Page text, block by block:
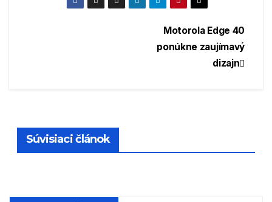
Motorola Edge 40
ponúkne zaujímavý
dizajn
Súvisiaci článok